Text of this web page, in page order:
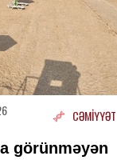
CƏMİYYƏT
görünməyən